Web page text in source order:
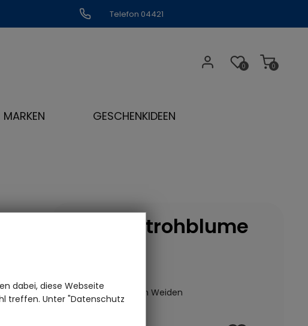
Telefon 04421
0
0
MARKEN GESCHENKIDEEN
Amina Strohblume
Porzellan | Seltmann Weiden
dabei, diese Webseite
treffen. Unter "Datenschutz